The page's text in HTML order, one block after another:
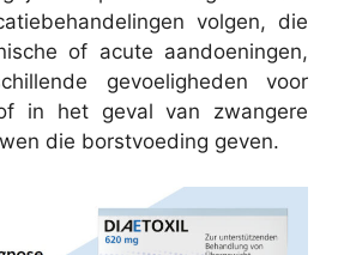
volgen, die
of acute aandoeningen,
gevoeligheden voor
in het geval van zwangere
die borstvoeding geven.